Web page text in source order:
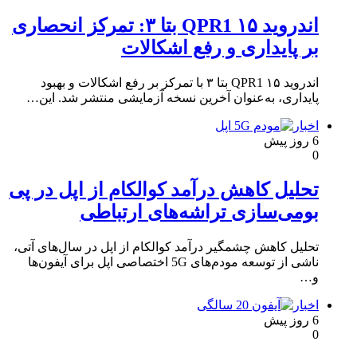
اندروید ۱۵ QPR1 بتا ۳: تمرکز انحصاری
بر پایداری و رفع اشکالات
اندروید ۱۵ QPR1 بتا ۳ با تمرکز بر رفع اشکالات و بهبود
پایداری، به‌عنوان آخرین نسخه آزمایشی منتشر شد. این…
اخبار
6 روز پیش
0
تحلیل کاهش درآمد کوالکام از اپل در پی
بومی‌سازی تراشه‌های ارتباطی
تحلیل کاهش چشمگیر درآمد کوالکام از اپل در سال‌های آتی،
ناشی از توسعه مودم‌های 5G اختصاصی اپل برای آیفون‌ها
و…
اخبار
6 روز پیش
0